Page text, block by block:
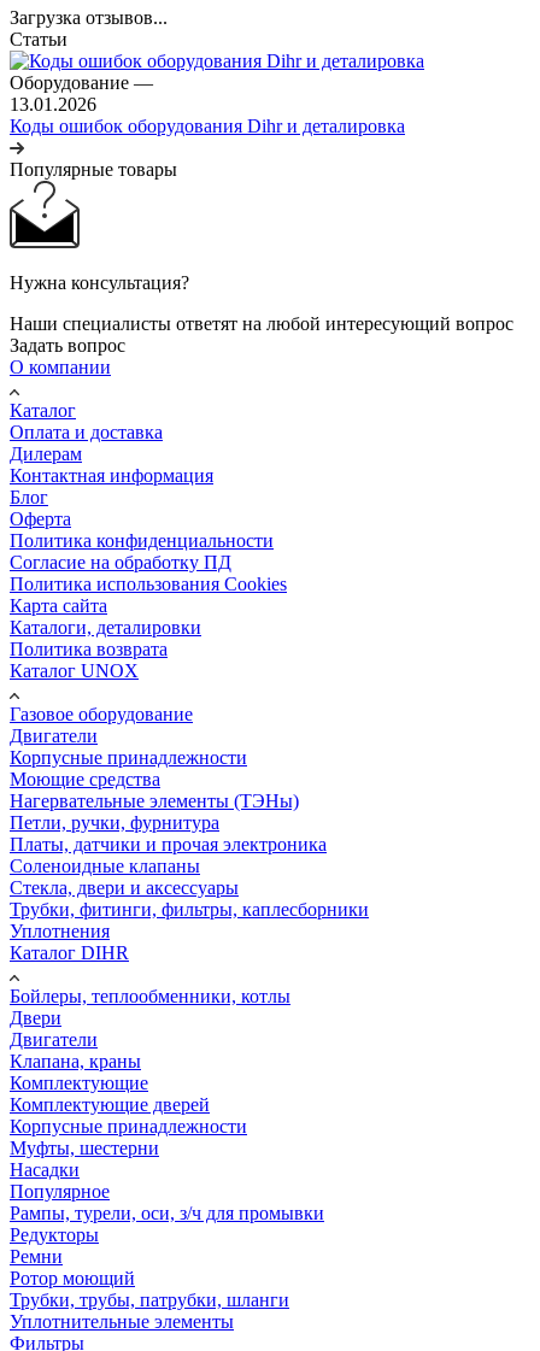
Загрузка отзывов...
Статьи
Оборудование —
13.01.2026
Коды ошибок оборудования Dihr и деталировка
Популярные товары
Нужна консультация?
Наши специалисты ответят на любой интересующий вопрос
Задать вопрос
О компании
Каталог
Оплата и доставка
Дилерам
Контактная информация
Блог
Оферта
Политика конфиденциальности
Согласие на обработку ПД
Политика использования Cookies
Карта сайта
Каталоги, деталировки
Политика возврата
Каталог UNOX
Газовое оборудование
Двигатели
Корпусные принадлежности
Моющие средства
Нагервательные элементы (ТЭНы)
Петли, ручки, фурнитура
Платы, датчики и прочая электроника
Соленоидные клапаны
Стекла, двери и аксессуары
Трубки, фитинги, фильтры, каплесборники
Уплотнения
Каталог DIHR
Бойлеры, теплообменники, котлы
Двери
Двигатели
Клапана, краны
Комплектующие
Комплектующие дверей
Корпусные принадлежности
Муфты, шестерни
Насадки
Популярное
Рампы, турели, оси, з/ч для промывки
Редукторы
Ремни
Ротор моющий
Трубки, трубы, патрубки, шланги
Уплотнительные элементы
Фильтры